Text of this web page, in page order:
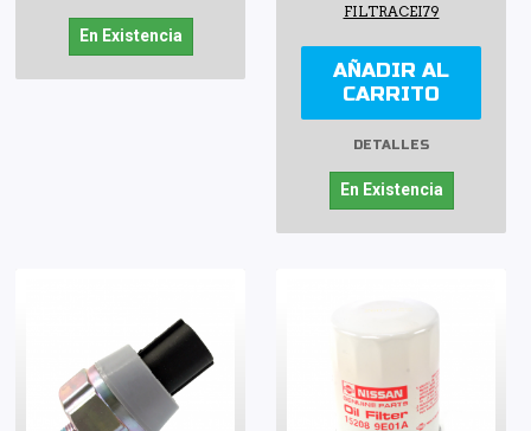
En Existencia
FILTRACEI79
AÑADIR AL
CARRITO
DETALLES
En Existencia